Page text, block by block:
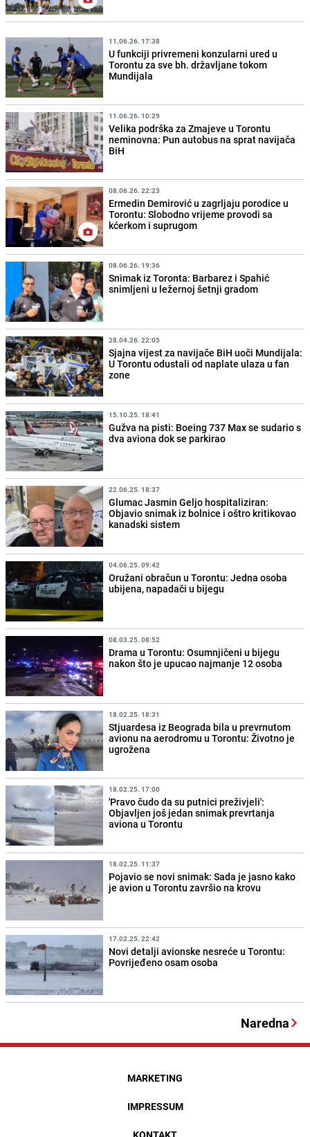
11.06.26. 17:38
U funkciji privremeni konzularni ured u
Torontu za sve bh. državljane tokom
Mundijala
11.06.26. 10:29
Velika podrška za Zmajeve u Torontu
neminovna: Pun autobus na sprat navijača
BiH
08.06.26. 22:23
Ermedin Demirović u zagrljaju porodice u
Torontu: Slobodno vrijeme provodi sa
kćerkom i suprugom
08.06.26. 19:36
Snimak iz Toronta: Barbarez i Spahić
snimljeni u ležernoj šetnji gradom
28.04.26. 22:05
Sjajna vijest za navijače BiH uoči Mundijala:
U Torontu odustali od naplate ulaza u fan
zone
15.10.25. 18:41
Gužva na pisti: Boeing 737 Max se sudario s
dva aviona dok se parkirao
22.06.25. 18:37
Glumac Jasmin Geljo hospitaliziran:
Objavio snimak iz bolnice i oštro kritikovao
kanadski sistem
04.06.25. 09:42
Oružani obračun u Torontu: Jedna osoba
ubijena, napadači u bijegu
08.03.25. 08:52
Drama u Torontu: Osumnjičeni u bijegu
nakon što je upucao najmanje 12 osoba
18.02.25. 18:31
Stjuardesa iz Beograda bila u prevrnutom
avionu na aerodromu u Torontu: Životno je
ugrožena
18.02.25. 17:00
'Pravo čudo da su putnici preživjeli':
Objavljen još jedan snimak prevrtanja
aviona u Torontu
18.02.25. 11:37
Pojavio se novi snimak: Sada je jasno kako
je avion u Torontu završio na krovu
17.02.25. 22:42
Novi detalji avionske nesreće u Torontu:
Povrijeđeno osam osoba
Naredna
MARKETING
IMPRESSUM